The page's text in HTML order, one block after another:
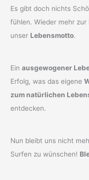
Es gibt doch nichts
fühlen. Wieder mehr zur
unser Lebensmotto.
Einausgewogener
Erfolg, was das eigene
zum natürlichen
entdecken.
Nun bleibt uns nicht
Surfen zu wünschen!